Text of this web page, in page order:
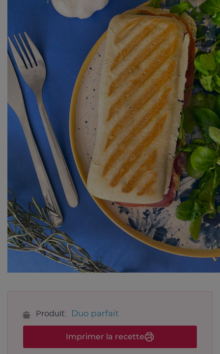
Produit: Duo parfait
Imprimer la recette